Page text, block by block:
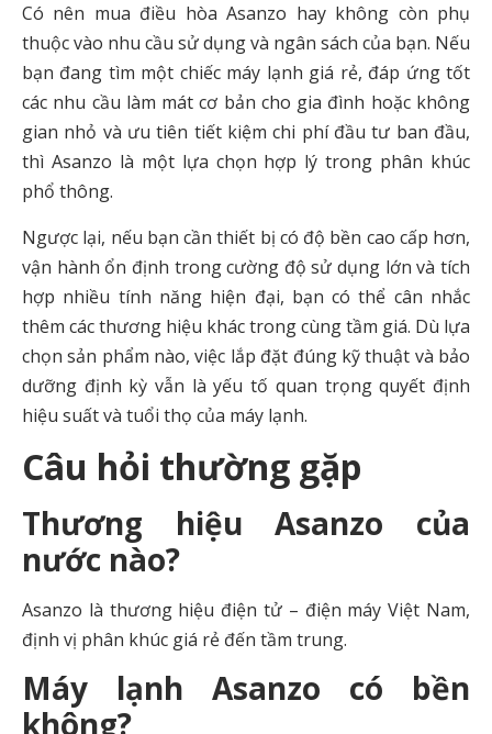
Có nên mua điều hòa Asanzo hay không còn phụ
thuộc vào nhu cầu sử dụng và ngân sách của bạn. Nếu
bạn đang tìm một chiếc máy lạnh giá rẻ, đáp ứng tốt
các nhu cầu làm mát cơ bản cho gia đình hoặc không
gian nhỏ và ưu tiên tiết kiệm chi phí đầu tư ban đầu,
thì Asanzo là một lựa chọn hợp lý trong phân khúc
phổ thông.
Ngược lại, nếu bạn cần thiết bị có độ bền cao cấp hơn,
vận hành ổn định trong cường độ sử dụng lớn và tích
hợp nhiều tính năng hiện đại, bạn có thể cân nhắc
thêm các thương hiệu khác trong cùng tầm giá. Dù lựa
chọn sản phẩm nào, việc lắp đặt đúng kỹ thuật và bảo
dưỡng định kỳ vẫn là yếu tố quan trọng quyết định
hiệu suất và tuổi thọ của máy lạnh.
Câu hỏi thường gặp
Thương hiệu Asanzo của
nước nào?
Asanzo là thương hiệu điện tử – điện máy Việt Nam,
định vị phân khúc giá rẻ đến tầm trung.
Máy lạnh Asanzo có bền
không?